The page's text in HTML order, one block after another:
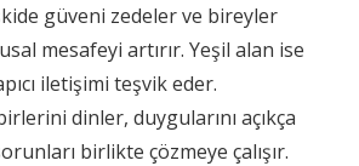
güveni zedeler ve bireyler
mesafeyi artırır. Yeşil alan ise
iletişimi teşvik eder.
dinler, duygularını açıkça
birlikte çözmeye çalışır.